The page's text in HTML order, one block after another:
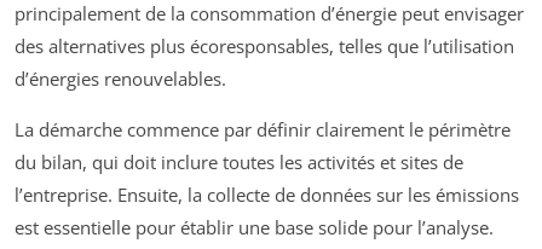
principalement de la consommation d’énergie peut envisager
des alternatives plus écoresponsables, telles que l’utilisation
d’énergies renouvelables.
La démarche commence par définir clairement le périmètre
du bilan, qui doit inclure toutes les activités et sites de
l’entreprise. Ensuite, la collecte de données sur les émissions
est essentielle pour établir une base solide pour l’analyse.